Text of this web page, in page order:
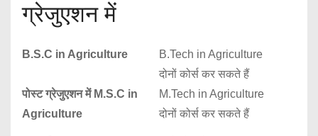
ग्रेजुएशन में
B.S.C in Agriculture
B.Tech in Agriculture
दोनों कोर्स कर सकते हैं
पोस्ट ग्रेजुएशन में M.S.C in
Agriculture
M.Tech in Agriculture
दोनों कोर्स कर सकते हैं